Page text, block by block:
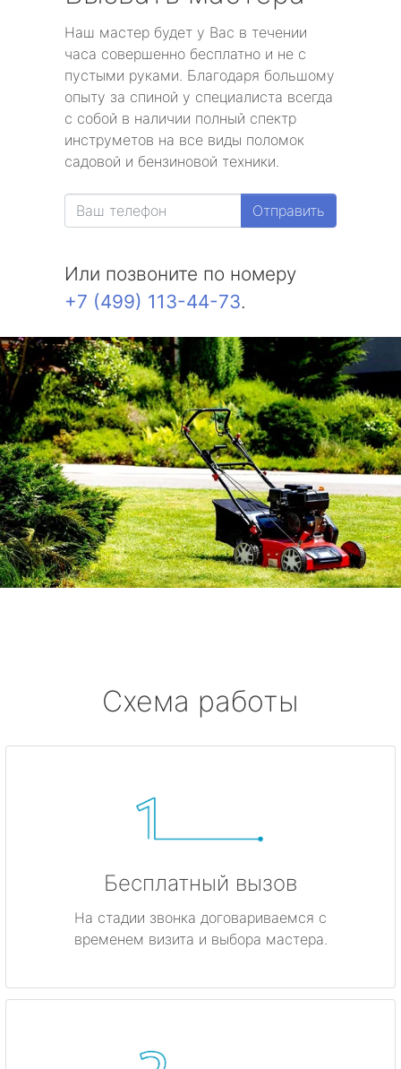
Наш мастер будет у Вас в течении
часа совершенно бесплатно и не с
пустыми руками. Благодаря большому
опыту за спиной у специалиста всегда
с собой в наличии полный спектр
инструметов на все виды поломок
садовой и бензиновой техники.
Отправить
Или позвоните по номеру
+7 (499) 113-44-73.
Схема работы
Бесплатный вызов
На стадии звонка договариваемся с
временем визита и выбора мастера.